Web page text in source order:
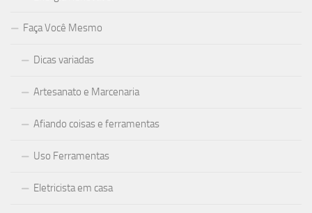
Faça Você Mesmo
Dicas variadas
Artesanato e Marcenaria
Afiando coisas e ferramentas
Uso Ferramentas
Eletricista em casa